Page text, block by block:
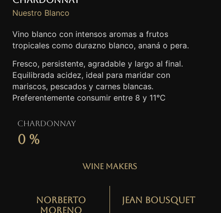
Nuestro Blanco
Vino blanco con intensos aromas a frutos
tropicales como durazno blanco, ananá o pera.
Fresco, persistente, agradable y largo al final.
Equilibrada acidez, ideal para maridar con
mariscos, pescados y carnes blancas.
Preferentemente consumir entre 8 y 11°C
Chardonnay
0 %
Wine Makers
Norberto
Moreno
Jean Bousquet